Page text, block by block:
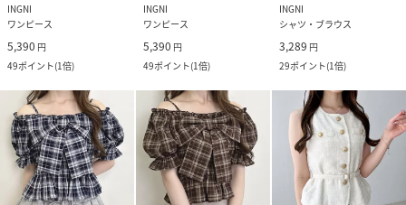
INGNI
ワンピース
5,390 円
49ポイント(1倍)
INGNI
ワンピース
5,390 円
49ポイント(1倍)
INGNI
シャツ・ブラウス
3,289 円
29ポイント(1倍)